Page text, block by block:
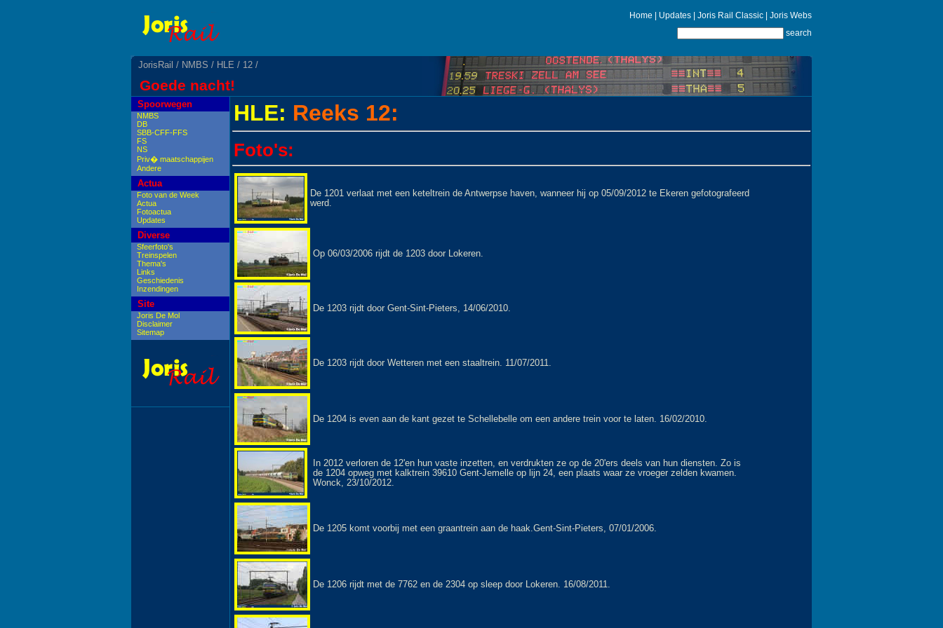
Home Updates Joris Rail Classic
Joris Webs
search
JorisRail / NMBS / HLE / 12 /
Goede nacht!
Spoorwegen
NMBS
DB
SBB-CFF-FFS
FS
NS
Priv� maatschappijen
Andere
Actua
Foto van de Week
Actua
Fotoactua
Updates
Diverse
Sfeerfoto's
Treinspelen
Thema's
Links
Geschiedenis
Inzendingen
Site
Joris De Mol
Disclaimer
Sitemap
HLE: Reeks 12:
Foto's:
De 1201 verlaat met een keteltrein de Antwerpse haven, wanneer hij op 05/09/2012 te Ekeren gefotografeerd
werd.
Op 06/03/2006 rijdt de 1203 door Lokeren.
De 1203 rijdt door Gent-Sint-Pieters, 14/06/2010.
De 1203 rijdt door Wetteren met een staaltrein. 11/07/2011.
De 1204 is even aan de kant gezet te Schellebelle om een andere trein voor te laten. 16/02/2010.
In 2012 verloren de 12'en hun vaste inzetten, en verdrukten ze op de 20'ers deels van hun diensten. Zo is
de 1204 opweg met kalktrein 39610 Gent-Jemelle op lijn 24, een plaats waar ze vroeger zelden kwamen.
Wonck, 23/10/2012.
De 1205 komt voorbij met een graantrein aan de haak.Gent-Sint-Pieters, 07/01/2006.
De 1206 rijdt met de 7762 en de 2304 op sleep door Lokeren. 16/08/2011.